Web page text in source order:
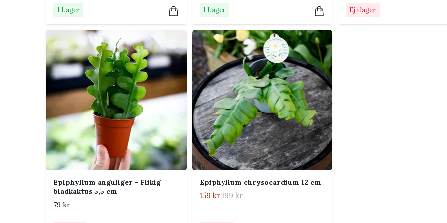
Näring
Ge svag dos ungefär en gång i månaden under vår och
sommar. Gödsla sparsamt vintertid.
Placering i hemmet
Placera plantan på en ljus hylla eller i en ampel där de vridna skotten får synas. Låt skotten
hänga fritt och undvik heta element, stark middagssol och mörka placeringar långt in i
rummet.
Tips från Klorofyllverket
Använd en luftig jordblandning. Tät blomjord håller ofta för mycket vatten.
Vattna först när det översta jordlagret har torkat lätt.
Beskär långa skott om du vill få plantan att förgrena sig mer.
Skottbitar kan rotas som sticklingar. Låt snittytan torka kort innan plantering.
I Lager I Lager Ej i lager
Epiphyllum anguliger - Flikig
bladkaktus 5,5 cm
79 kr
Epiphyllum chrysocardium 12 cm
159 kr 199 kr